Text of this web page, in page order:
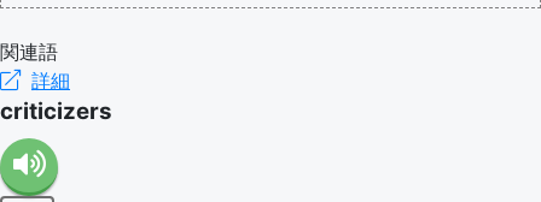
関連語
詳細
criticizers